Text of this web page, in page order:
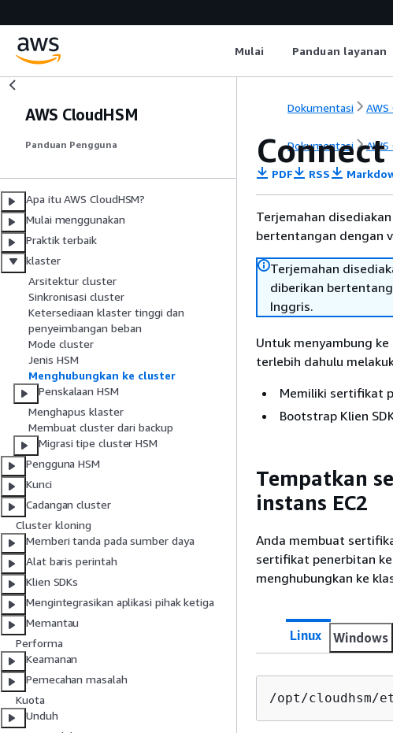
Mulai Panduan layanan
AWS CloudHSM
Panduan Pengguna
Apa itu AWS CloudHSM?
Mulai menggunakan
Praktik terbaik
klaster
Arsitektur cluster
Sinkronisasi cluster
Ketersediaan klaster tinggi dan
penyeimbangan beban
Mode cluster
Jenis HSM
Menghubungkan ke cluster
Penskalaan HSM
Menghapus klaster
Membuat cluster dari backup
Migrasi tipe cluster HSM
Pengguna HSM
Kunci
Cadangan cluster
Cluster kloning
Memberi tanda pada sumber daya
Alat baris perintah
Klien SDKs
Mengintegrasikan aplikasi pihak ketiga
Memantau
Performa
Keamanan
Pemecahan masalah
Kuota
Unduh
Dokumentasi AWS
Dokumentasi AWS
PDF RSS
Terjemahan
bertentangan dengan
Terjemahan
diberikan
Inggris.
Untuk menyambung ke
terlebih dahulu
Memiliki sertifikat
Bootstrap Klien
Tempatkan
instans EC2
Anda membuat
sertifikat penerbitan
menghubungkan ke
Linux Windows
/opt/cloudhsm/